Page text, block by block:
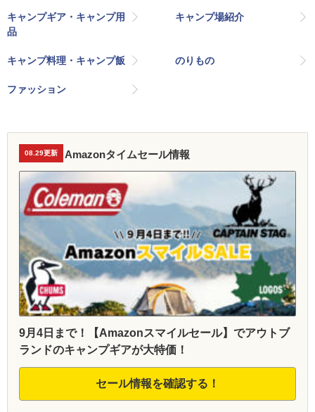
キャンプギア・キャンプ用
品
キャンプ場紹介
キャンプ料理・キャンプ飯 のりもの
ファッション
08.29更新 Amazonタイムセール情報
9月4日まで！【Amazonスマイルセール】でアウトブ
ランドのキャンプギアが大特価！
セール情報を確認する！